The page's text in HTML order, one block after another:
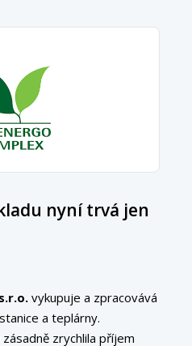
nyní trvá jen
vykupuje a zpracovává
a teplárny.
zrychlila příjem